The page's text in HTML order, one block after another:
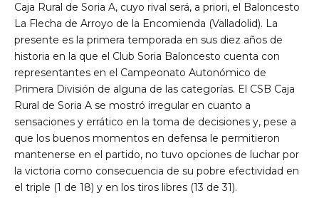
Caja Rural de Soria A, cuyo rival será, a priori, el Baloncesto
La Flecha de Arroyo de la Encomienda (Valladolid). La
presente es la primera temporada en sus diez años de
historia en la que el Club Soria Baloncesto cuenta con
representantes en el Campeonato Autonómico de
Primera División de alguna de las categorías. El CSB Caja
Rural de Soria A se mostró irregular en cuanto a
sensaciones y errático en la toma de decisiones y, pese a
que los buenos momentos en defensa le permitieron
mantenerse en el partido, no tuvo opciones de luchar por
la victoria como consecuencia de su pobre efectividad en
el triple (1 de 18) y en los tiros libres (13 de 31).